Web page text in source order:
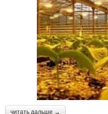
читать дальше →